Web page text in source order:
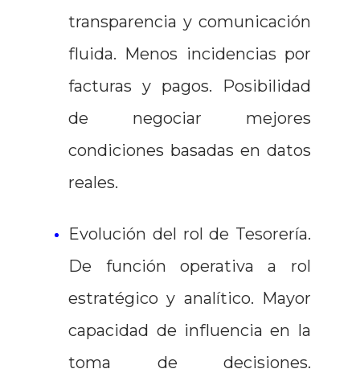
transparencia y comunicación
fluida. Menos incidencias por
facturas y pagos. Posibilidad
de negociar mejores
condiciones basadas en datos
reales.
Evolución del rol de Tesorería.
De función operativa a rol
estratégico y analítico. Mayor
capacidad de influencia en la
toma de decisiones.